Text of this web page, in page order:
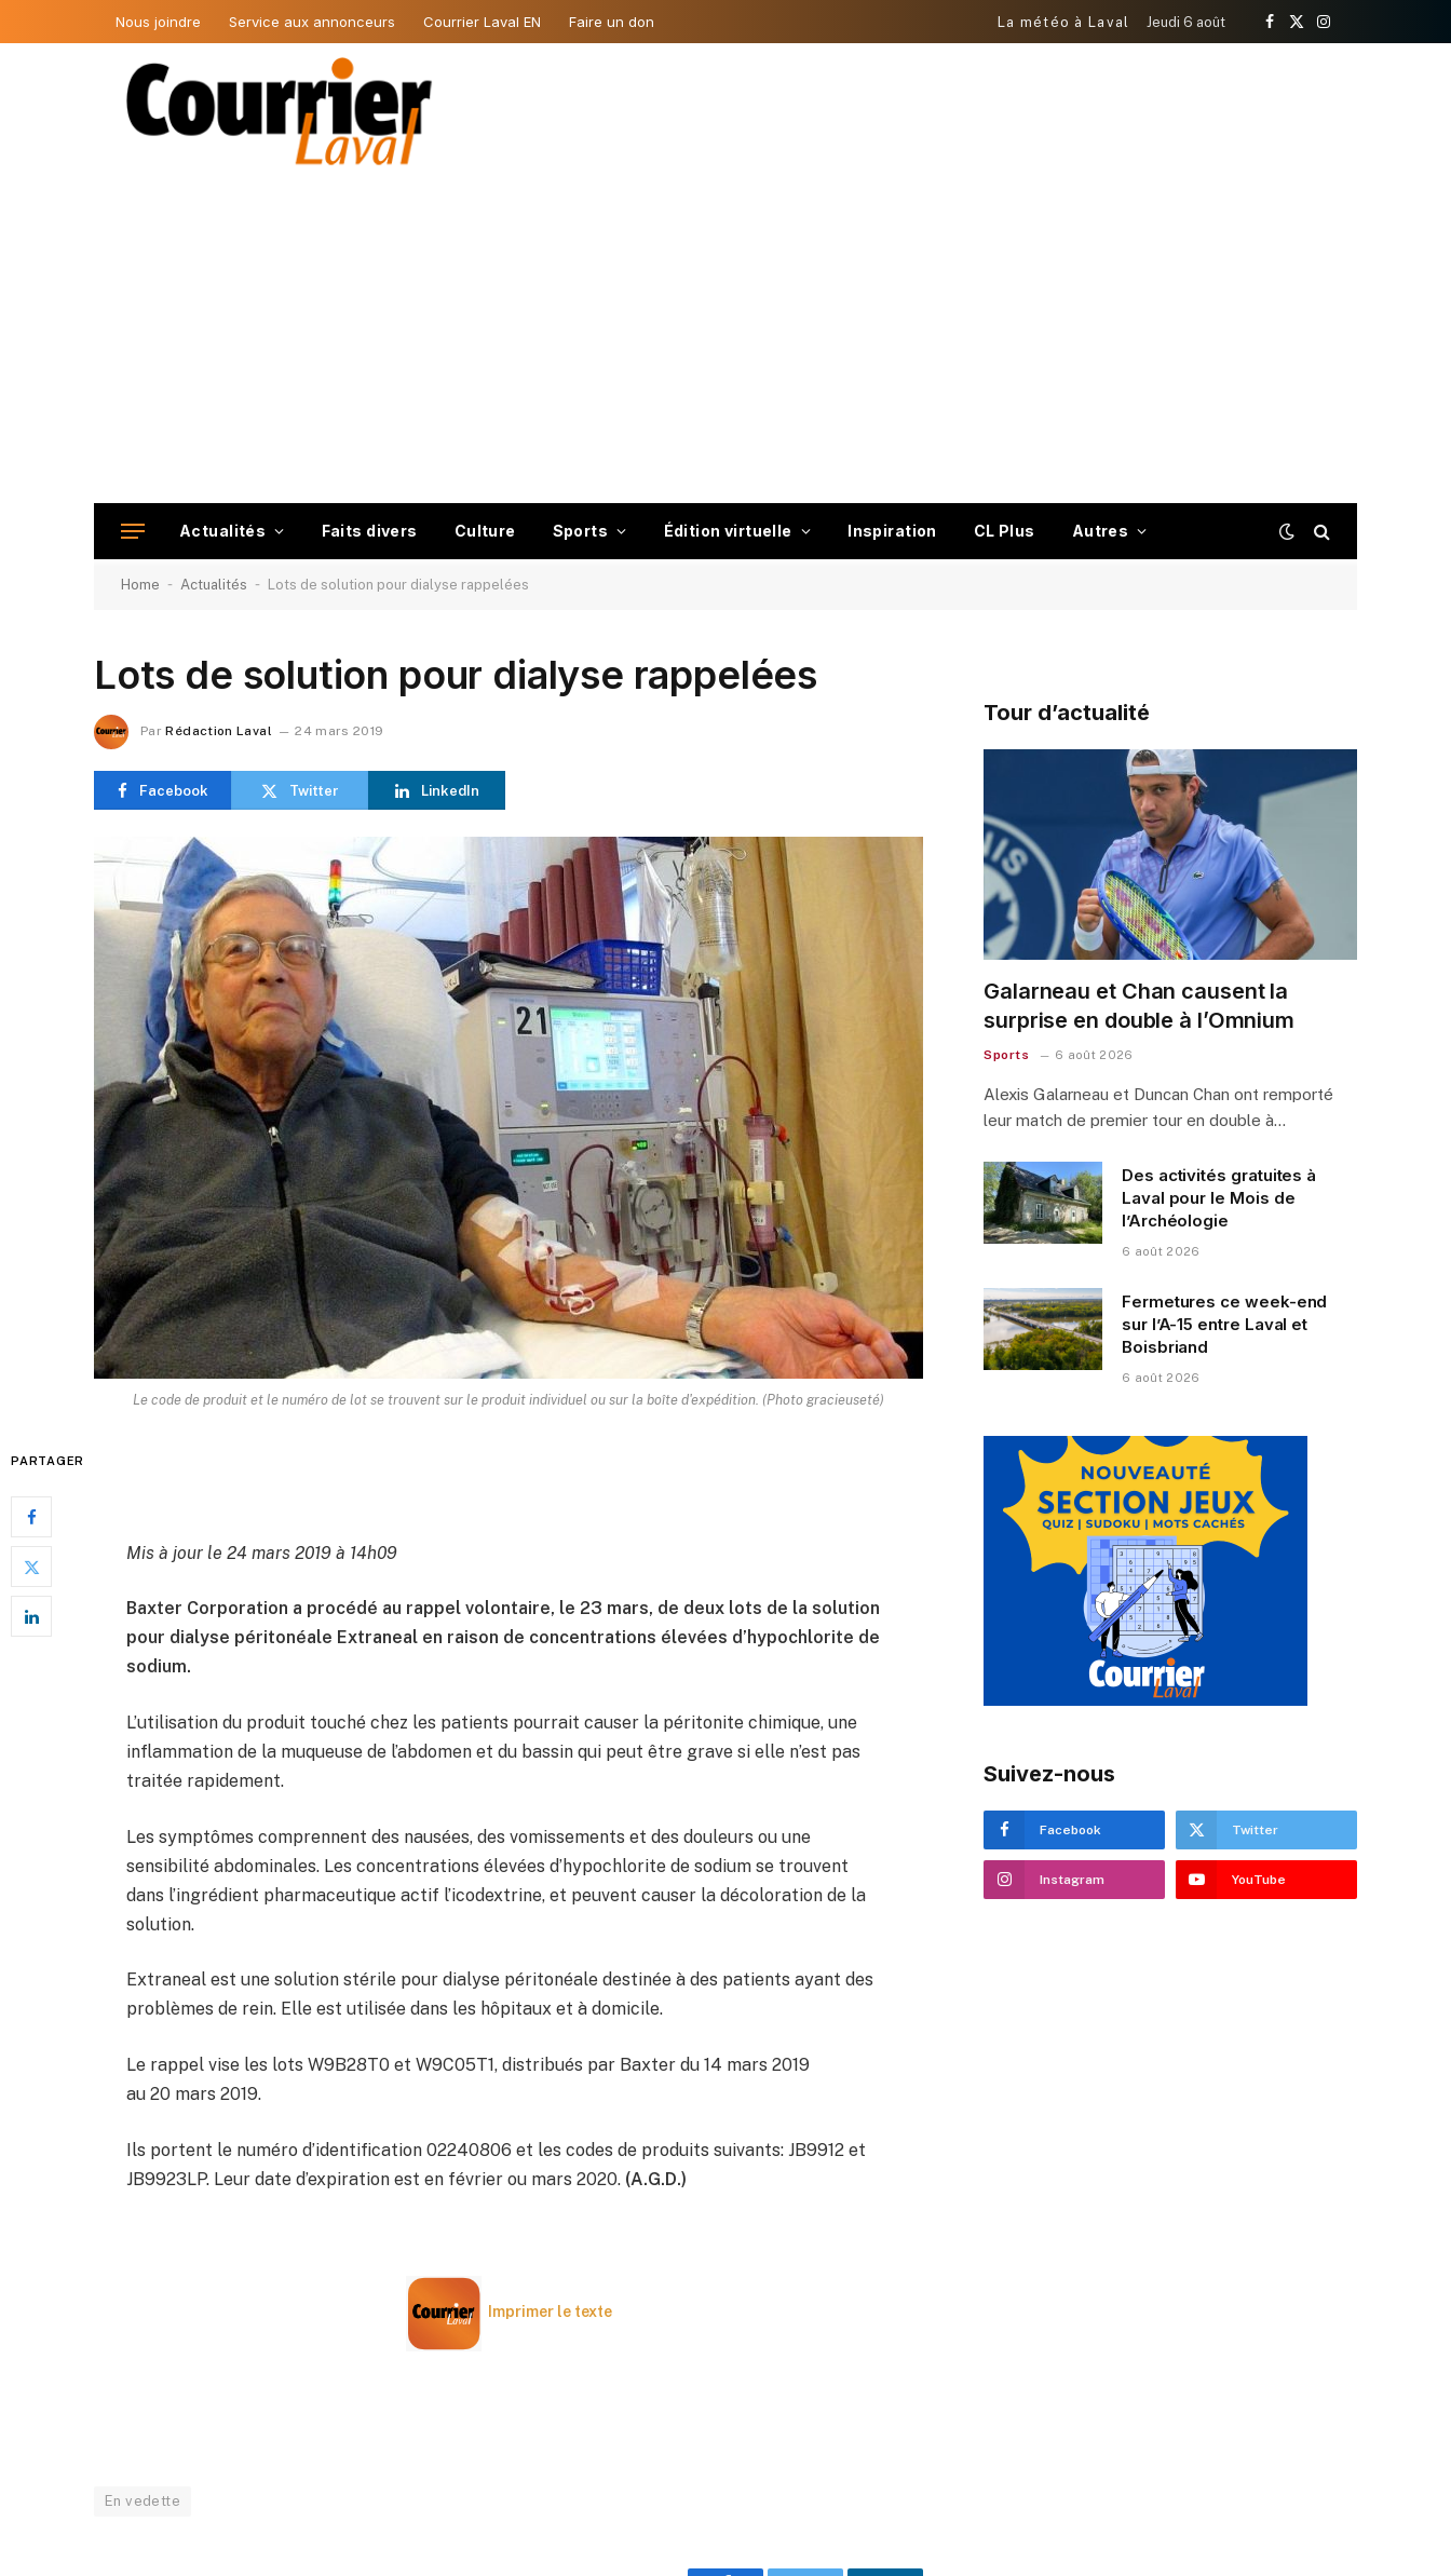
Nous joindre Service aux annonceurs Courrier Laval EN Faire un don La météo à Laval Jeudi 6 août
Facebook
X
Instagram
Actualités Faits divers Culture Sports Édition virtuelle Inspiration CL Plus Autres
Home - Actualités - Lots de solution pour dialyse rappelées
Lots de solution pour dialyse rappelées
Par Rédaction Laval 24 mars 2019
Facebook Twitter LinkedIn
Le code de produit et le numéro de lot se trouvent sur le produit individuel ou sur la boîte d'expédition. (Photo gracieuseté)
PARTAGER
Mis à jour le 24 mars 2019 à 14h09
Baxter Corporation a procédé au rappel volontaire, le 23 mars, de deux lots de la solution
pour dialyse péritonéale Extraneal en raison de concentrations élevées d’hypochlorite de
sodium.
L’utilisation du produit touché chez les patients pourrait causer la péritonite chimique, une
inflammation de la muqueuse de l’abdomen et du bassin qui peut être grave si elle n’est pas
traitée rapidement.
Les symptômes comprennent des nausées, des vomissements et des douleurs ou une
sensibilité abdominales. Les concentrations élevées d’hypochlorite de sodium se trouvent
dans l’ingrédient pharmaceutique actif l’icodextrine, et peuvent causer la décoloration de la
solution.
Extraneal est une solution stérile pour dialyse péritonéale destinée à des patients ayant des
problèmes de rein. Elle est utilisée dans les hôpitaux et à domicile.
Le rappel vise les lots W9B28T0 et W9C05T1, distribués par Baxter du 14 mars 2019
au 20 mars 2019.
Ils portent le numéro d’identification 02240806 et les codes de produits suivants: JB9912 et
JB9923LP. Leur date d’expiration est en février ou mars 2020. (A.G.D.)
Imprimer le texte
En vedette
Tour d’actualité
Galarneau et Chan causent la
surprise en double à l’Omnium
Sports 6 août 2026
Alexis Galarneau et Duncan Chan ont remporté
leur match de premier tour en double à…
Des activités gratuites à
Laval pour le Mois de
l’Archéologie
6 août 2026
Fermetures ce week-end
sur l’A-15 entre Laval et
Boisbriand
6 août 2026
Suivez-nous
Facebook Twitter
Instagram YouTube